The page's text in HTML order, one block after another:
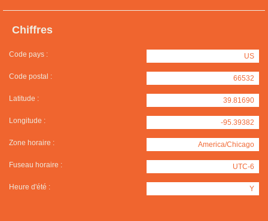
Chiffres
Code pays : US
Code postal : 66532
Latitude : 39.81690
Longitude : -95.39382
Zone horaire : America/Chicago
Fuseau horaire : UTC-6
Heure d'été : Y